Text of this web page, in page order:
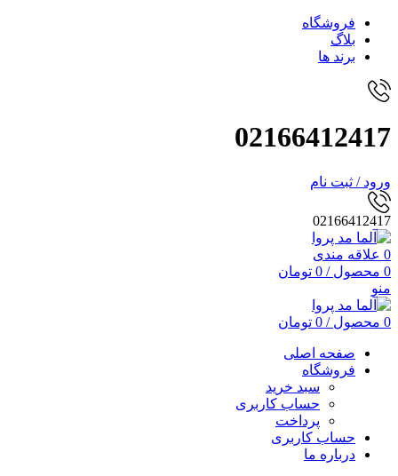
فروشگاه
بلاگ
برند ها
02166412417
ورود / ثبت نام
02166412417
0 علاقه مندی
0 محصول /
0 تومان
منو
0 محصول /
0 تومان
صفحه اصلی
فروشگاه
سبد خرید
حساب کاربری
پرداخت
حساب کاربری
درباره ما